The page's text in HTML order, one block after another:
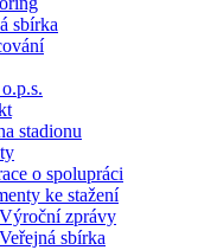
sbírka
stadionu
o spolupráci
ke stažení
Výroční zprávy
Veřejná sbírka